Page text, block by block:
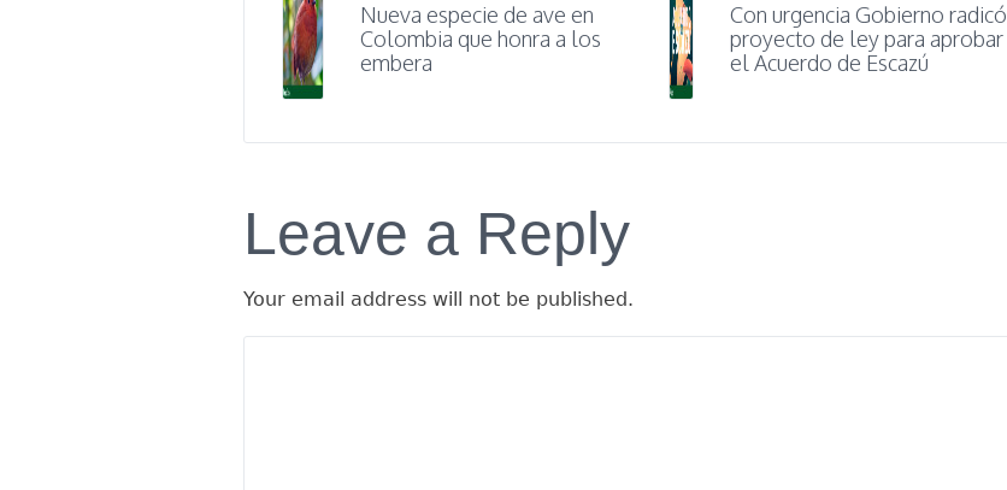
Nueva especie de ave en
Colombia que honra a los
embera
Con urgencia Gobierno radicó
proyecto de ley para aprobar
el Acuerdo de Escazú
Leave a Reply
Your email address will not be published.